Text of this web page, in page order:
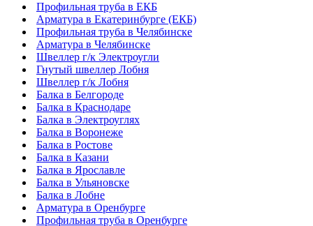
Профильная труба в ЕКБ
Арматура в Екатеринбурге (ЕКБ)
Профильная труба в Челябинске
Арматура в Челябинске
Швеллер г/к Электроугли
Гнутый швеллер Лобня
Швеллер г/к Лобня
Балка в Белгороде
Балка в Краснодаре
Балка в Электроуглях
Балка в Воронеже
Балка в Ростове
Балка в Казани
Балка в Ярославле
Балка в Ульяновске
Балка в Лобне
Арматура в Оренбурге
Профильная труба в Оренбурге